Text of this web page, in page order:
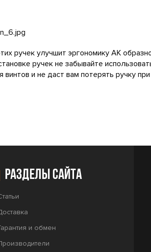
ручек улучшит эргономику АК
ручек не забывайте
и не даст вам потерять ручку
Разделы сайта
и обмен